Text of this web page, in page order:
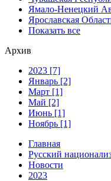
Ямало-Ненецкий
Ярославская
Показать все
Архив
2023 [7]
Январь [2]
Март [1]
Май [2]
Июнь [1]
Ноябрь [1]
Главная
Русский
Новости
2023